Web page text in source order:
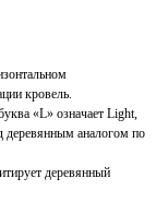
кровель.
«L» означает Light,
деревянным аналогом по
деревянный